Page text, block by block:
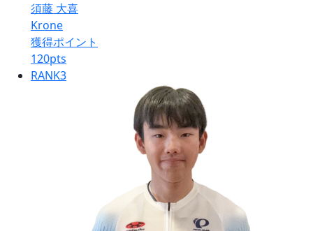
須藤 大喜
Krone
獲得ポイント
120pts
RANK3